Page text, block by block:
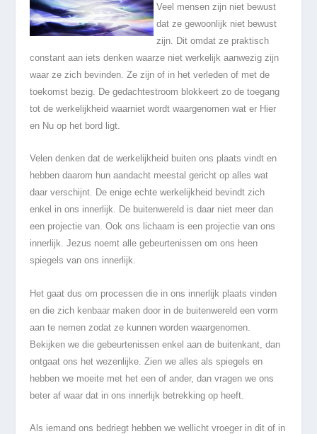
Veel mensen zijn niet bewust
dat ze gewoonlijk niet bewust
zijn. Dit omdat ze praktisch
constant aan iets denken waarze niet werkelijk aanwezig zijn
waar ze zich bevinden. Ze zijn of in het verleden of met de
toekomst bezig. De gedachtestroom blokkeert zo de toegang
tot de werkelijkheid waarniet wordt waargenomen wat er Hier
en Nu op het bord ligt.
Velen denken dat de werkelijkheid buiten ons plaats vindt en
hebben daarom hun aandacht meestal gericht op alles wat
daar verschijnt. De enige echte werkelijkheid bevindt zich
enkel in ons innerlijk. De buitenwereld is daar niet meer dan
een projectie van. Ook ons lichaam is een projectie van ons
innerlijk. Jezus noemt alle gebeurtenissen om ons heen
spiegels van ons innerlijk.
Het gaat dus om processen die in ons innerlijk plaats vinden
en die zich kenbaar maken door in de buitenwereld een vorm
aan te nemen zodat ze kunnen worden waargenomen.
Bekijken we die gebeurtenissen enkel aan de buitenkant, dan
ontgaat ons het wezenlijke. Zien we alles als spiegels en
hebben we moeite met het een of ander, dan vragen we ons
beter af waar dat in ons innerlijk betrekking op heeft.
Als iemand ons bedriegt hebben we wellicht vroeger in dit of in